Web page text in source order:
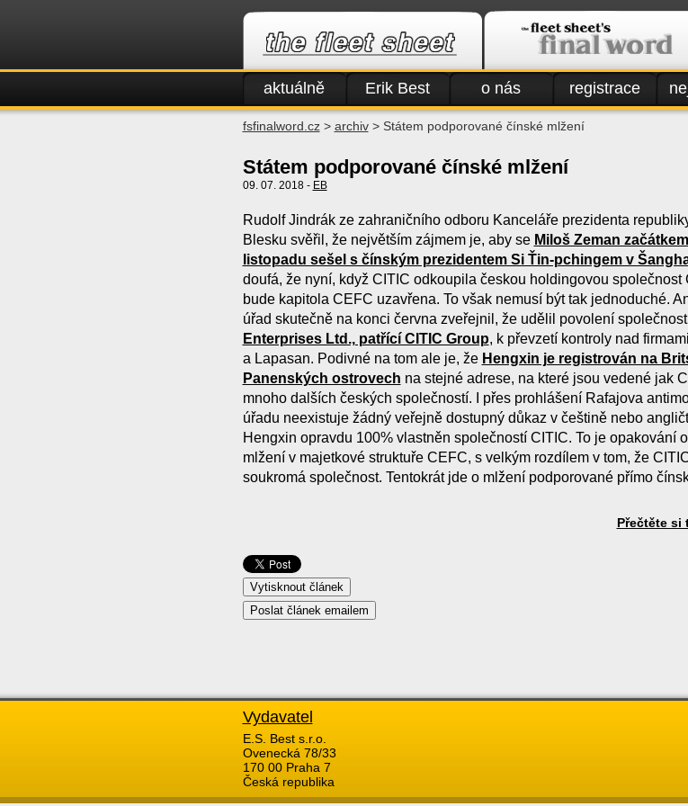
aktuálně Erik Best o nás registrace
fsfinalword.cz> archiv> Státem podporované čínské mlžení
Státem podporované čínské mlžení
09. 07. 2018 - EB
Rudolf Jindrák ze zahraničního odboru Kanceláře prezidenta
Blesku svěřil, že největším zájmem je, aby se Miloš Zeman začátkem
listopadu sešel s čínským prezidentem Si Ťin-pchingem v
doufá, že nyní, když CITIC odkoupila českou holdingovou společnost
bude kapitola CEFC uzavřena. To však nemusí být tak jednoduché.
úřad skutečně na konci června zveřejnil, že udělil povolení
Enterprises Ltd., patřící CITIC Group, k převzetí kontroly nad
a Lapasan. Podivné na tom ale je, že Hengxin je registrován na
Panenských ostrovech na stejné adrese, na které jsou vedené jak
mnoho dalších českých společností. I přes prohlášení Rafajova
úřadu neexistuje žádný veřejně dostupný důkaz v češtině nebo
Hengxin opravdu 100% vlastněn společností CITIC. To je opakování
mlžení v majetkové struktuře CEFC, s velkým rozdílem v tom, že
soukromá společnost. Tentokrát jde o mlžení podporované přímo
Přečtěte si
Vydavatel
E.S. Best s.r.o.
Ovenecká 78/33
170 00 Praha 7
Česká republika